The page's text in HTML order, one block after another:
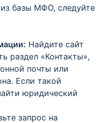
базы МФО, следуйте
Найдите сайт
раздел «Контакты»,
почты или
Если такой
юридический
запрос на